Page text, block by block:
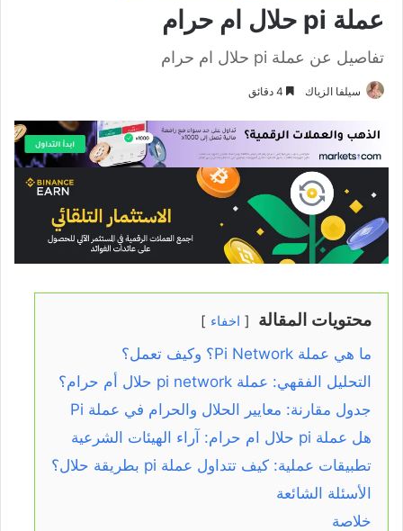
عملة pi حلال ام حرام
تفاصيل عن عملة pi حلال ام حرام
سيلفا الزياك
محتويات المقالة اخفاء
ما هي عملة Pi Network؟ وكيف تعمل؟
التحليل الفقهي: عملة pi network حلال أم حرام؟
جدول مقارنة: معايير الحلال والحرام في عملة Pi
هل عملة pi حلال ام حرام: آراء الهيئات الشرعية
تطبيقات عملية: كيف تتداول عملة pi بطريقة حلال؟
الأسئلة الشائعة
خلاصة